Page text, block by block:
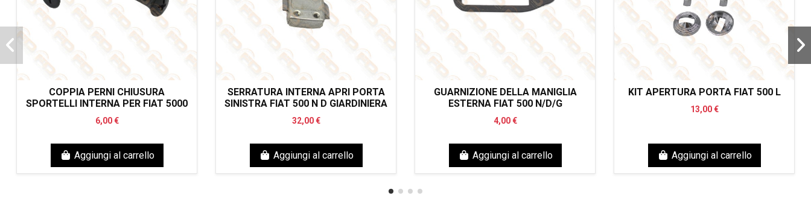
COPPIA PERNI CHIUSURA
SPORTELLI INTERNA PER FIAT 5000
6,00 €
Aggiungi al carrello
SERRATURA INTERNA APRI PORTA
SINISTRA FIAT 500 N D GIARDINIERA
32,00 €
Aggiungi al carrello
GUARNIZIONE DELLA MANIGLIA
ESTERNA FIAT 500 N/D/G
4,00 €
Aggiungi al carrello
KIT APERTURA PORTA FIAT 500 L
13,00 €
Aggiungi al carrello